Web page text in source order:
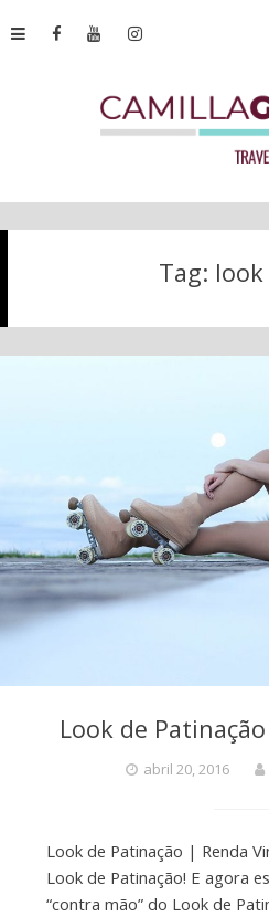
Tag: look
Look de
abril 20, 2016
Look de Patinação | Renda
Look de Patinação! E agora
“contra mão” do Look de